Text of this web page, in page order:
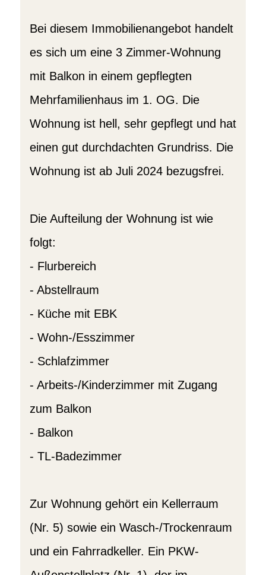
Bei diesem Immobilienangebot handelt
es sich um eine 3 Zimmer-Wohnung
mit Balkon in einem gepflegten
Mehrfamilienhaus im 1. OG. Die
Wohnung ist hell, sehr gepflegt und hat
einen gut durchdachten Grundriss. Die
Wohnung ist ab Juli 2024 bezugsfrei.
Die Aufteilung der Wohnung ist wie
folgt:
- Flurbereich
- Abstellraum
- Küche mit EBK
- Wohn-/Esszimmer
- Schlafzimmer
- Arbeits-/Kinderzimmer mit Zugang
zum Balkon
- Balkon
- TL-Badezimmer
Zur Wohnung gehört ein Kellerraum
(Nr. 5) sowie ein Wasch-/Trockenraum
und ein Fahrradkeller. Ein PKW-